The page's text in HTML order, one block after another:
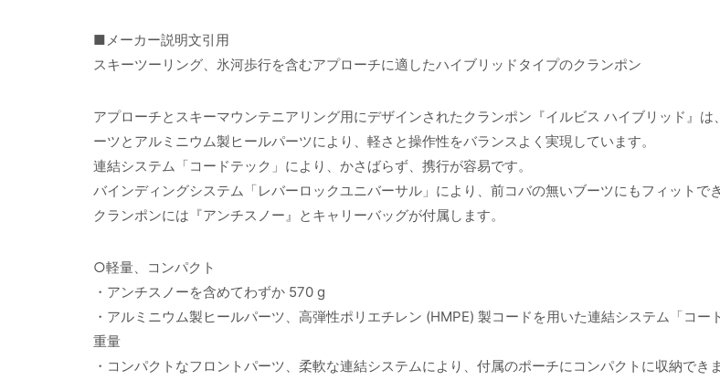
■メーカー説明文引用
スキーツーリング、氷河歩行を含むアプローチに適したハイブリッドタイプのクランポン
アプローチとスキーマウンテニアリング用にデザインされたクランポン『イルビス ハイブリッド』
ーツとアルミニウム製ヒールパーツにより、軽さと操作性をバランスよく実現しています。
連結システム「コードテック」により、かさばらず、携行が容易です。
バインディングシステム「レバーロックユニバーサル」により、前コバの無いブーツにもフィットでき
クランポンには『アンチスノー』とキャリーバッグが付属します。
○軽量、コンパクト
・アンチスノーを含めてわずか 570 g
・アルミニウム製ヒールパーツ、高弾性ポリエチレン (HMPE) 製コードを用いた連結システム「コー
重量
・コンパクトなフロントパーツ、柔軟な連結システムにより、付属のポーチにコンパクトに収納でき